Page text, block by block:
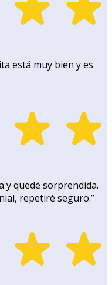
está muy bien y es
y quedé sorprendida.
repetiré seguro.”